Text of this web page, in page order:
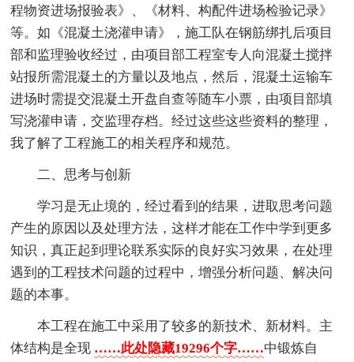
程物资进场报验表》、《材料、构配件进场检验记录》
等。如《混凝土浇灌申请》，施工队在钢筋绑扎后项目
部和监理验收经过，由项目部工程室专人向混凝土搅拌
站报所需混凝土的方量以及地点，然后，混凝土运输车
进场时需提交混凝土开盘自查等随车小票，由项目部填
写浇灌申请，交监理存档。经过这些这些资料的整理，
我了解了工程施工的相关程序和规范。
二、思考与创新
学习是无止境的，经过看到的结果，进取思考问题
产生的原因以及处理方法，这样才能在工作中学到更多
知识，真正起到理论联系实际的良好实习效果，在处理
遇到的工程技术问题的过程中，增强分析问题、解决问
题的本事。
本工程在施工中采用了较多的新技术、新材料。主
体结构是全现 ……此处隐藏19296个字……中锻炼自